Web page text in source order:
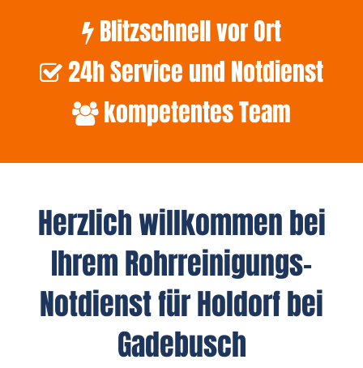
Blitzschnell vor Ort
24h Service und Notdienst
kompetentes Team
Herzlich willkommen bei
Ihrem Rohrreinigungs-
Notdienst für Holdorf bei
Gadebusch